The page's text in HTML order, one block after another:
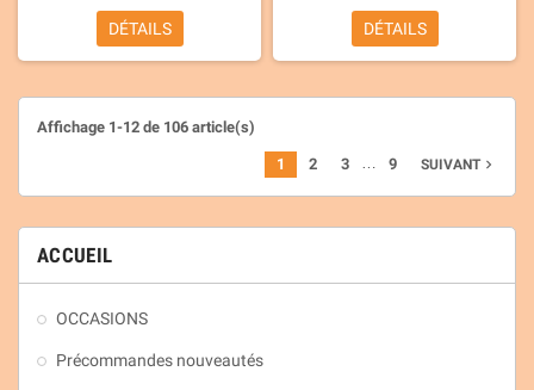
ACCUEIL
OCCASIONS
Précommandes nouveautés
DÉTAILS DÉTAILS
Affichage 1-12 de 106 article(s)
1 2 3 … 9 SUIVANTnavigate_next